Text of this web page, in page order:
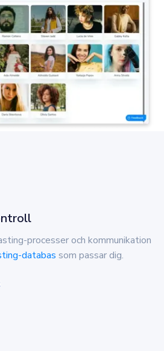
processer och kommunikation
databas som passar dig.